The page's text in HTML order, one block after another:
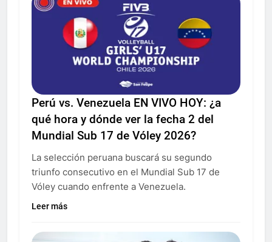
Perú vs. Venezuela EN VIVO HOY: ¿a
qué hora y dónde ver la fecha 2 del
Mundial Sub 17 de Vóley 2026?
La selección peruana buscará su segundo
triunfo consecutivo en el Mundial Sub 17 de
Vóley cuando enfrente a Venezuela.
Leer más